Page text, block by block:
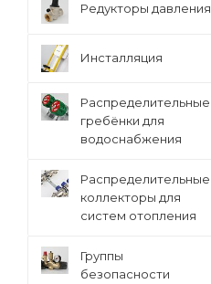
Редукторы давления
Инсталляция
Распределительные
гребёнки для
водоснабжения
Распределительные
коллекторы для
систем отопления
Группы
безопасности